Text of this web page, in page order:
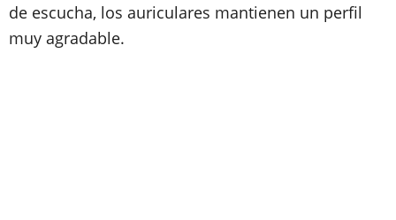
de escucha, los auriculares mantienen un perfil
muy agradable.